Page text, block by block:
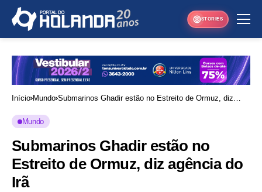
STORIES
Início Mundo Submarinos Ghadir estão no Estreito de Ormuz, diz
Mundo
Submarinos Ghadir estão no
Estreito de Ormuz, diz agência do
Irã